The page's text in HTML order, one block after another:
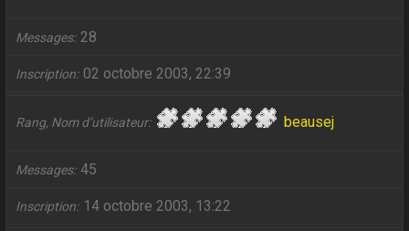
Messages 28
Inscription 02 octobre 2003, 22:39
Rang, Nom d’utilisateur beausej
Messages 45
Inscription 14 octobre 2003, 13:22